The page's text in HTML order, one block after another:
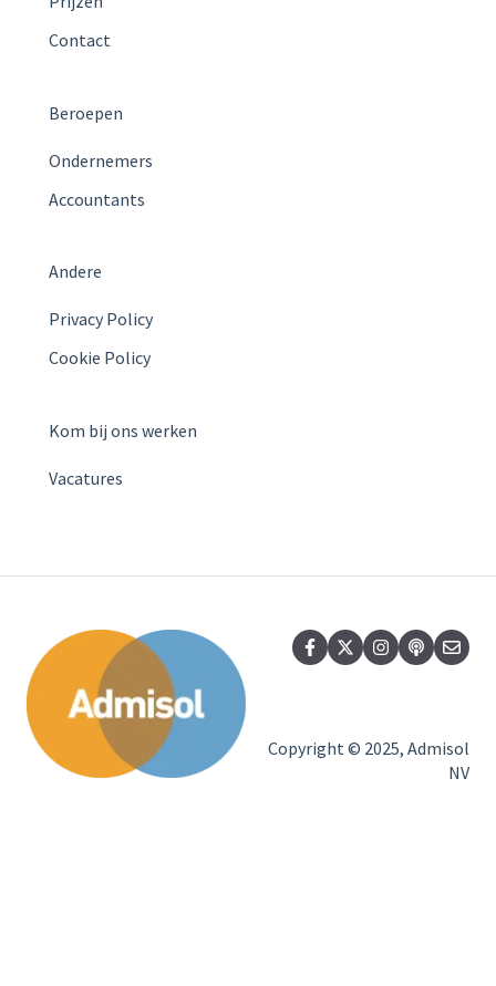
Contact
Beroepen
Ondernemers
Accountants
Andere
Privacy Policy
Cookie Policy
Kom bij ons werken
Vacatures
Copyright © 2025, Admisol
NV